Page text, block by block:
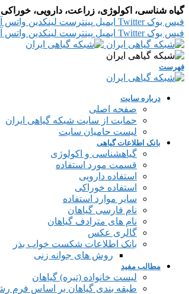
گیاه شناسی، اکولوژی، زراعت، دارویی،
فیس بوک Twitter ایمیل پینترست لینکدین واتس
فیس بوک Twitter ایمیل پینترست لینکدین واتس
فهرست
درباره سایت
صفحه اصلی
حمایت از سایت شبکه گیاهی ایران
لیست حامیان سایت
بانک اطلاعات گیاهی
گیاهشناسی و اکولوژی
قسمت مورد استفاده
استفاده دارویی
استفاده خوراکی
سایر موارد استفاده
نام فارسی گیاهان
نام های مترادف گیاهان
گالری عکس
بانک اطلاعات شکست خواب بذر
روش های جوانه زنی
مطالب مفید
لیست خانواده (تیره) گیاهان
طبقه بندی گیاهان بر اساس فرم